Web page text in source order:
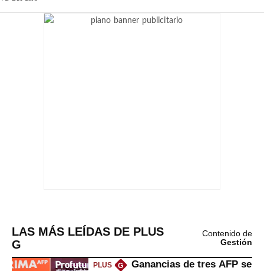
LAS MÁS LEÍDAS DE PLUS
G
Contenido de
Gestión
PLUS G
Ganancias de tres AFP se